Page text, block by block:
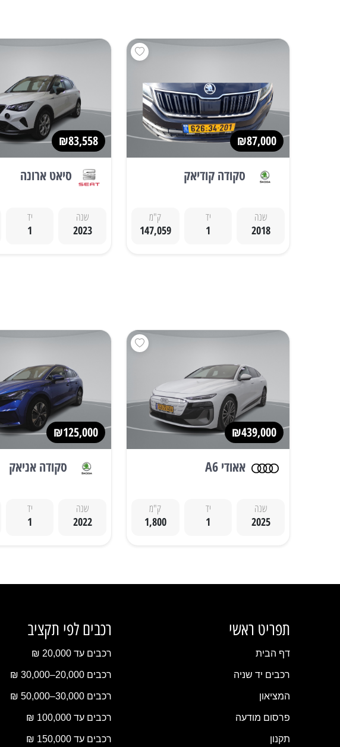
₪87,000
סקודה קודיאק
שנה
2018
יד
1
ק"מ
147,059
₪83,558
סיאט ארונה
שנה
2023
יד
1
₪439,000
אאודי A6
שנה
2025
יד
1
ק"מ
1,800
₪125,000
סקודה אניאק
שנה
2022
יד
1
תפריט ראשי
דף הבית
רכבים יד שניה
המציאון
פרסום מודעה
תקנון
רכבים לפי תקציב
רכבים עד 20,000 ₪
רכבים 20,000–30,000 ₪
רכבים 30,000–50,000 ₪
רכבים עד 100,000 ₪
רכבים עד 150,000 ₪